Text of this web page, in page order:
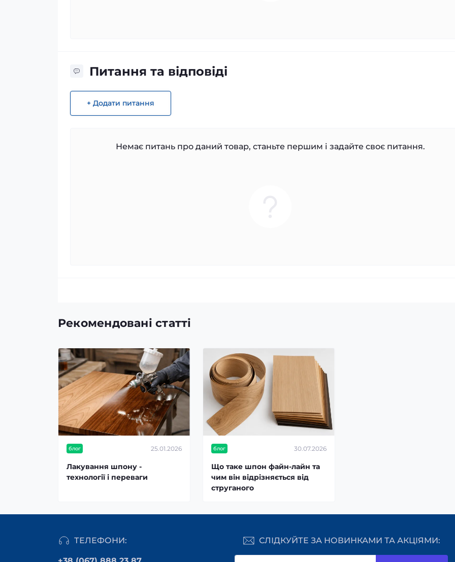
Питання та відповіді
+ Додати питання
Немає питань про даний товар, станьте першим і задайте своє питання.
Рекомендовані статті
блог 25.01.2026
Лакування шпону -
технології і переваги
блог 30.07.2026
Що таке шпон файн-лайн та
чим він відрізняється від
струганого
ТЕЛЕФОНИ: СЛІДКУЙТЕ ЗА НОВИНКАМИ ТА АКЦІЯМИ: